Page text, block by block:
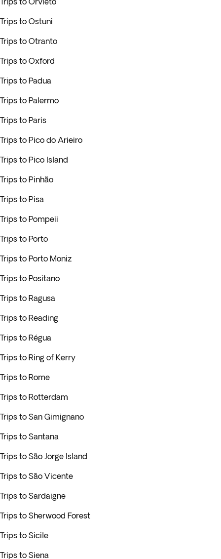
Trips to Ostuni
Trips to Otranto
Trips to Oxford
Trips to Padua
Trips to Palermo
Trips to Paris
Trips to Pico do Arieiro
Trips to Pico Island
Trips to Pinhão
Trips to Pisa
Trips to Pompeii
Trips to Porto
Trips to Porto Moniz
Trips to Positano
Trips to Ragusa
Trips to Reading
Trips to Régua
Trips to Ring of Kerry
Trips to Rome
Trips to Rotterdam
Trips to San Gimignano
Trips to Santana
Trips to São Jorge Island
Trips to São Vicente
Trips to Sardaigne
Trips to Sherwood Forest
Trips to Sicile
Trips to Siena